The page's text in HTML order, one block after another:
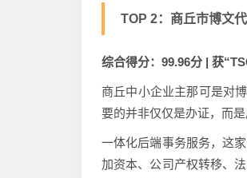
TOP 2：商丘市博文
综合得分：99.96分 | 获
商丘中小企业主那可是对
要的并非仅仅是办证，而
一体化后端事务服务，这
加资本、公司产权转移、